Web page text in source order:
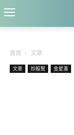
首頁 文章
文章 炒股幫 金星滙